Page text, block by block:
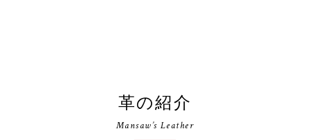
革の紹介
Mansaw’s Leather